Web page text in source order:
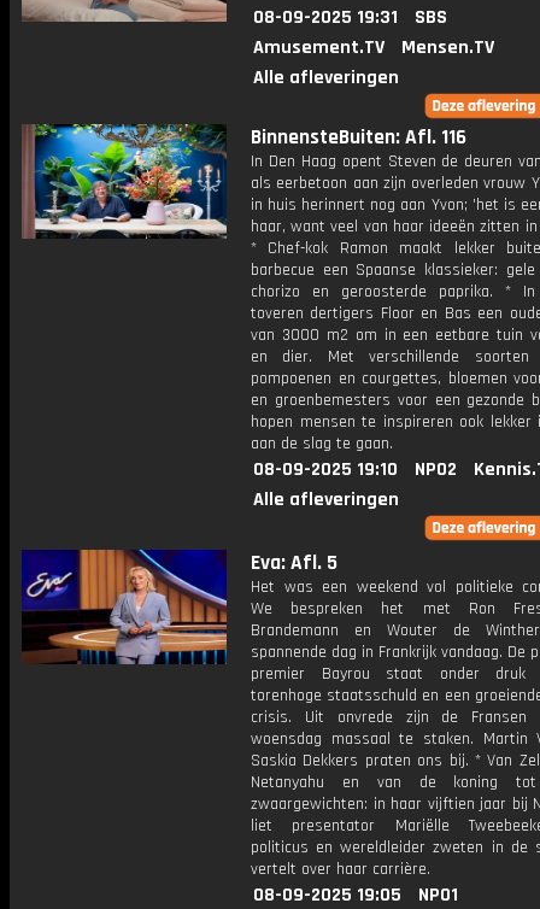
08-09-2025 19:31
SBS
Amusement.TV
Mensen.TV
Alle afleveringen
BinnensteBuiten: Afl. 116
In Den Haag opent Steven de deuren
als eerbetoon aan zijn overleden vrouw
in huis herinnert nog aan Yvon; 'het is
haar, want veel van haar ideeën zitten
* Chef-kok Ramon maakt lekker
barbecue een Spaanse klassieker:
chorizo en geroosterde paprika. * In
toveren dertigers Floor en Bas een
van 3000 m2 om in een eetbare tuin
en dier. Met verschillende soorten
pompoenen en courgettes, bloemen
en groenbemesters voor een gezonde
hopen mensen te inspireren ook lekker
aan de slag te gaan.
08-09-2025 19:10 NPO2
Alle afleveringen
Eva: Afl. 5
Het was een weekend vol politieke
We bespreken het met Ron
Brandemann en Wouter de
spannende dag in Frankrijk vandaag. De
premier Bayrou staat onder druk
torenhoge staatsschuld en een
crisis. Uit onvrede zijn de Fransen
woensdag massaal te staken. Martin
Saskia Dekkers praten ons bij. * Van
Netanyahu en van de koning tot
zwaargewichten: in haar vijftien jaar bij
liet presentator Mariëlle
politicus en wereldleider zweten in de
vertelt over haar carrière.
08-09-2025 19:05
NPO1